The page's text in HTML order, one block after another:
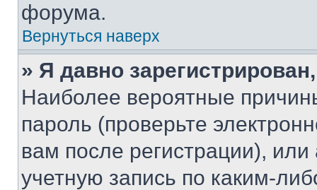
форума.
Вернуться наверх
» Я давно
Наиболее вероятные
пароль (проверьте
вам после регистрации),
учетную запись по каким-